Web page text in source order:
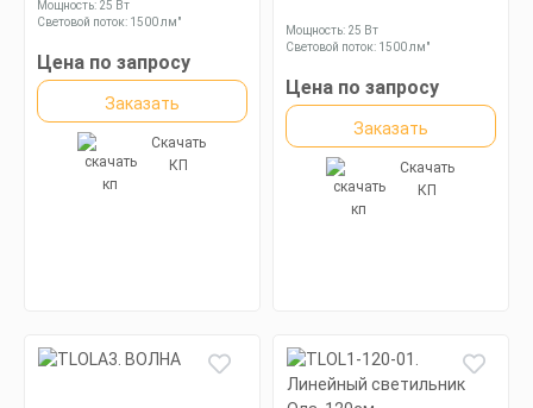
Мощность: 25 Вт
Световой поток: 1500 лм"
Цена по запросу
Заказать
Скачать
КП
Мощность: 25 Вт
Световой поток: 1500 лм"
Цена по запросу
Заказать
Скачать
КП